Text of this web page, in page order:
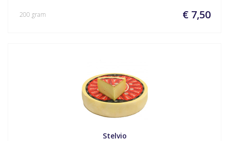
€ 7,50
200 gram
Stelvio